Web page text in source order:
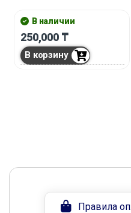
В наличии
250,000 ₸
В корзину
Правила